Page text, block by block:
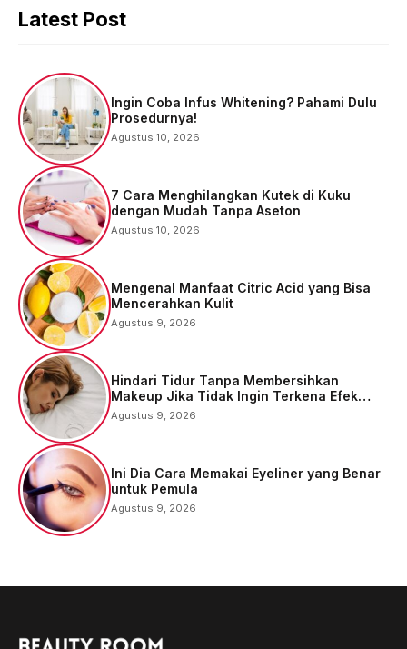
Latest Post
Ingin Coba Infus Whitening? Pahami Dulu
Prosedurnya!
Agustus 10, 2026
7 Cara Menghilangkan Kutek di Kuku
dengan Mudah Tanpa Aseton
Agustus 10, 2026
Mengenal Manfaat Citric Acid yang Bisa
Mencerahkan Kulit
Agustus 9, 2026
Hindari Tidur Tanpa Membersihkan
Makeup Jika Tidak Ingin Terkena Efek
Buruknya
Agustus 9, 2026
Ini Dia Cara Memakai Eyeliner yang Benar
untuk Pemula
Agustus 9, 2026